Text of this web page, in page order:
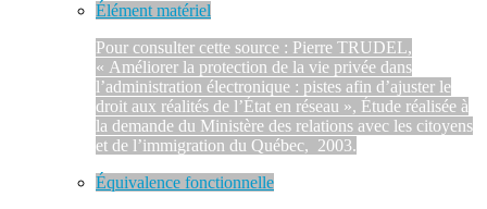
Élément matériel
Pour consulter cette source : Pierre TRUDEL,
« Améliorer la protection de la vie privée dans
l’administration électronique : pistes afin d’ajuster le
droit aux réalités de l’État en réseau », Étude réalisée à
la demande du Ministère des relations avec les citoyens
et de l’immigration du Québec, 2003.
Équivalence fonctionnelle